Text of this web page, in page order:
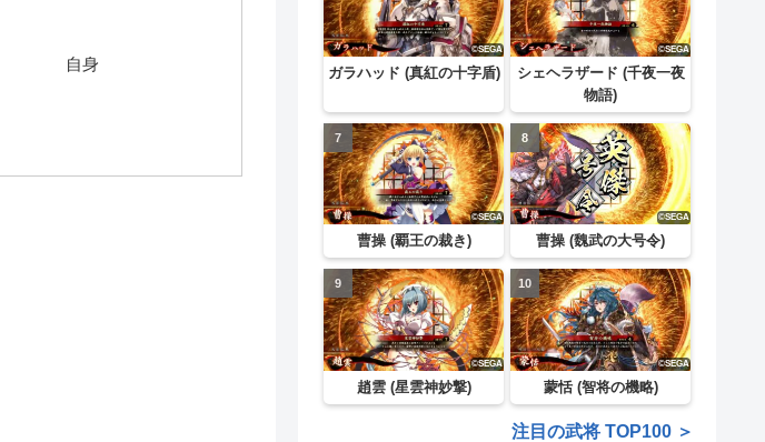
自身 ガラハッド (真紅の十字盾)
シェヘラザード (千夜一夜
物語)
曹操 (覇王の裁き) 曹操 (魏武の大号令)
趙雲 (星雲神妙撃) 蒙恬 (智将の機略)
注目の武将 TOP100 ＞